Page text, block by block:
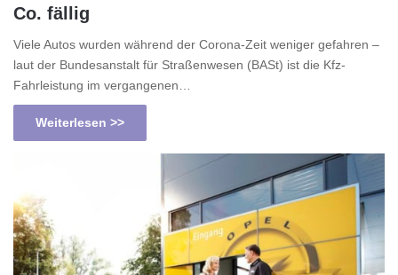
Co. fällig
Viele Autos wurden während der Corona-Zeit weniger gefahren –
laut der Bundesanstalt für Straßenwesen (BASt) ist die Kfz-
Fahrleistung im vergangenen…
Weiterlesen >>